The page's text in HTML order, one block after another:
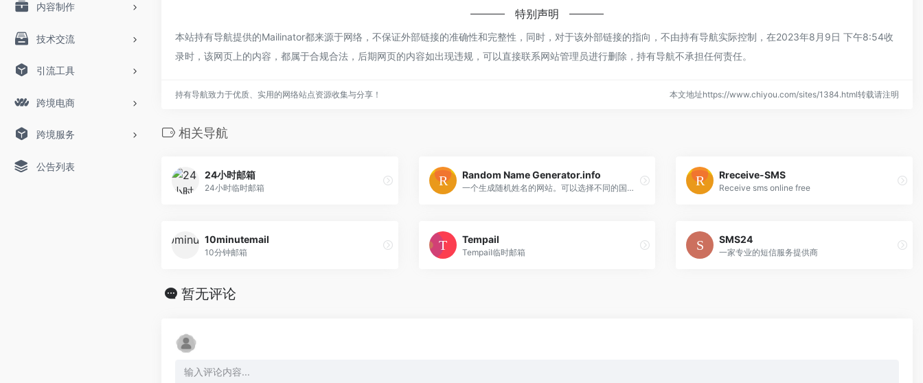
内容制作
技术交流
引流工具
跨境电商
跨境服务
公告列表
特别声明
本站持有导航提供的Mailinator都来源于网络，不保证外部链接的准确性和完整性，同时，对于该外部链接的指向，不由持有导航实际控制，在2023年8月9日 下午8:54收
录时，该网页上的内容，都属于合规合法，后期网页的内容如出现违规，可以直接联系网站管理员进行删除，持有导航不承担任何责任。
持有导航致力于优质、实用的网络站点资源收集与分享！ 本文地址https://www.chiyou.com/sites/1384.html转载请注明
相关导航
24小时邮箱
24小时临时邮箱
Random Name Generator.info
一个生成随机姓名的网站。可以选择不同的国家和性别，然后生成随机姓名
Rreceive-SMS
Receive sms online free
10minutemail
10分钟邮箱
Tempail
Tempail临时邮箱
SMS24
一家专业的短信服务提供商
暂无评论